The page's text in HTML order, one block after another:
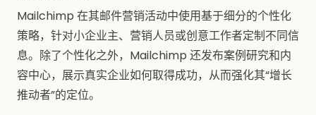
Mailchimp 在其邮件营销活动中使用基于细分的个性化
策略，针对小企业主、营销人员或创意工作者定制不同信
息。除了个性化之外，Mailchimp 还发布案例研究和内
容中心，展示真实企业如何取得成功，从而强化其“增长
推动者”的定位。